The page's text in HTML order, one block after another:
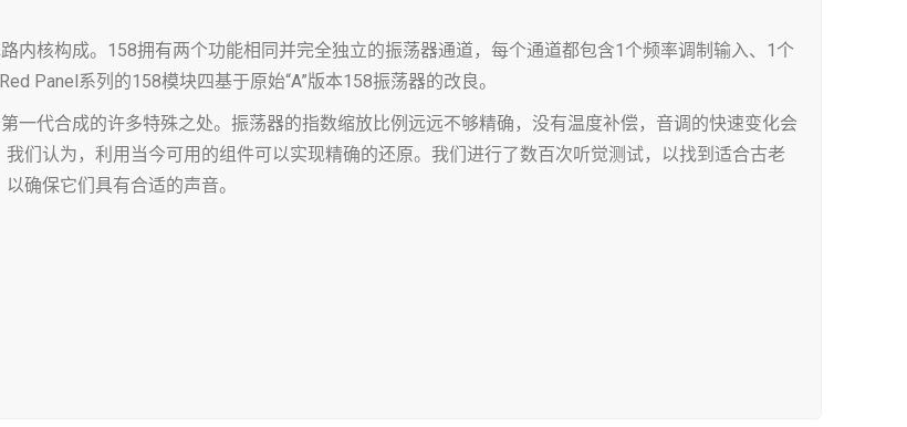
内核构成。158拥有两个功能相同并完全独立的振荡器通道，每个通道都包含1个频率调制输入、1个
Panel系列的158模块四基于原始“A”版本158振荡器的改良。
一代合成的许多特殊之处。振荡器的指数缩放比例远远不够精确，没有温度补偿，音调的快速变化会
们认为，利用当今可用的组件可以实现精确的还原。我们进行了数百次听觉测试，以找到适合古老
确保它们具有合适的声音。